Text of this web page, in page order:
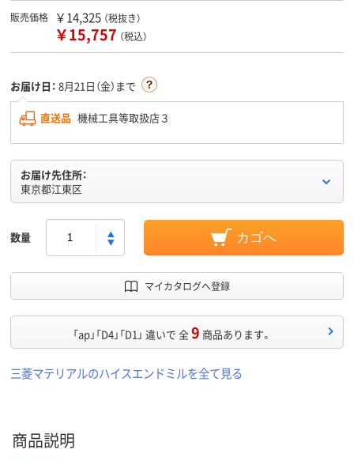
販売価格 ￥14,325 （税抜き）
￥15,757 （税込）
お届け日： 8月21日（金）まで
直送品 機械工具等取扱店３
お届け先住所：
東京都江東区
数量 カゴへ
マイカタログへ登録
「ap」「D4」「D1」 違いで 全9 商品あります。
三菱マテリアルのハイスエンドミルを全て見る
商品説明